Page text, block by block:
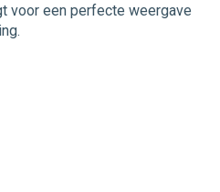
voor een perfecte weergave